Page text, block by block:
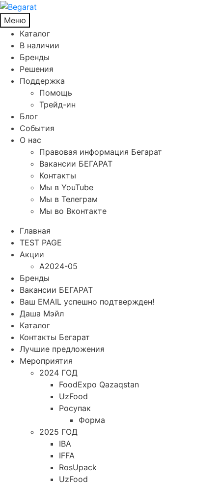
Меню
Каталог
В наличии
Бренды
Решения
Поддержка
Помощь
Трейд-ин
Блог
События
О нас
Правовая информация Бегарат
Вакансии БЕГАРАТ
Контакты
Мы в YouTube
Мы в Телеграм
Мы во Вконтакте
Главная
TEST PAGE
Акции
A2024-05
Бренды
Вакансии БЕГАРАТ
Ваш EMAIL успешно подтвержден!
Даша Мэйл
Каталог
Контакты Бегарат
Лучшие предложения
Мероприятия
2024 ГОД
FoodExpo Qazaqstan
UzFood
Росупак
Форма
2025 ГОД
IBA
IFFA
RosUpack
UzFood